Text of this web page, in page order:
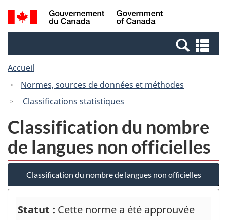
Passer
au
Passer
à
Canada
Recherche
et
et
Accueil
Normes, sources de données et méthodes
Classifications statistiques
Classification du nombre
de langues non officielles
Classification du nombre de langues non officielles
Statut : Cette norme a été approuvée